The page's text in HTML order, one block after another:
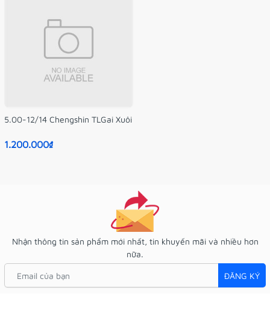
5.00-12/14 Chengshin TLGai Xuôi
1.200.000₫
Nhận thông tin sản phẩm mới nhất, tin khuyến mãi và nhiều hơn
nữa.
ĐĂNG KÝ